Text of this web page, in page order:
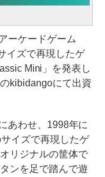
ーケードゲーム
イズで再現したゲ
Mini」を発表し
kibidangoにて出資
あわせ、1998年に
イズで再現したゲ
リジナルの筐体で
ンを足で踏んで遊